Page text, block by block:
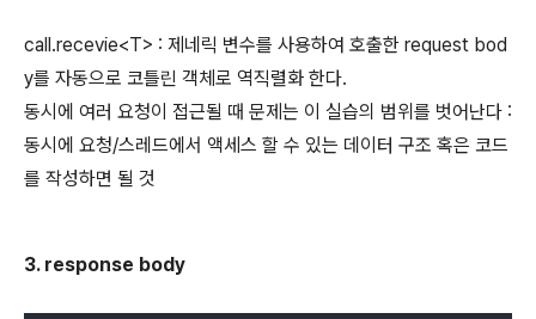
call.recevie<T> : 제네릭 변수를 사용하여 호출한 request bod
y를 자동으로 코틀린 객체로 역직렬화 한다.
동시에 여러 요청이 접근될 때 문제는 이 실습의 범위를 벗어난다 :
동시에 요청/스레드에서 액세스 할 수 있는 데이터 구조 혹은 코드
를 작성하면 될 것
3. response body